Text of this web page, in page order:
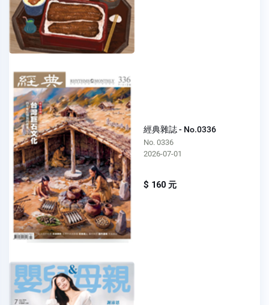
經典雜誌 - No.0336
No. 0336
2026-07-01
$ 160 元